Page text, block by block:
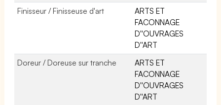
Finisseur / Finisseuse d'art
ARTS ET
FACONNAGE
D''OUVRAGES
D''ART
Doreur / Doreuse sur tranche
ARTS ET
FACONNAGE
D''OUVRAGES
D''ART